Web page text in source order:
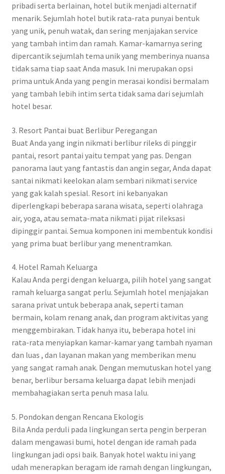
pribadi serta berlainan, hotel butik menjadi alternatif
menarik. Sejumlah hotel butik rata-rata punyai bentuk
yang unik, penuh watak, dan sering menjajakan service
yang tambah intim dan ramah. Kamar-kamarnya sering
dipercantik sejumlah tema unik yang memberinya nuansa
tidak sama tiap saat Anda masuk. Ini merupakan opsi
prima untuk Anda yang pengin merasai kondisi bermalam
yang tambah lebih intim serta tidak sama dari sejumlah
hotel besar.
3. Resort Pantai buat Berlibur Peregangan
Buat Anda yang ingin nikmati berlibur rileks di pinggir
pantai, resort pantai yaitu tempat yang pas. Dengan
panorama laut yang fantastis dan angin segar, Anda dapat
santai nikmati keelokan alam sembari nikmati service
yang gak kalah spesial. Resort ini kebanyakan
diperlengkapi beberapa sarana wisata, seperti olahraga
air, yoga, atau semata-mata nikmati pijat rileksasi
dipinggir pantai. Semua komponen ini membentuk kondisi
yang prima buat berlibur yang menentramkan.
4. Hotel Ramah Keluarga
Kalau Anda pergi dengan keluarga, pilih hotel yang sangat
ramah keluarga sangat perlu. Sejumlah hotel menjajakan
sarana privat untuk beberapa anak, seperti taman
bermain, kolam renang anak, dan program aktivitas yang
menggembirakan. Tidak hanya itu, beberapa hotel ini
rata-rata menyiapkan kamar-kamar yang tambah nyaman
dan luas , dan layanan makan yang memberikan menu
yang sangat ramah anak. Dengan memutuskan hotel yang
benar, berlibur bersama keluarga dapat lebih menjadi
membahagiakan serta penuh masa lalu.
5. Pondokan dengan Rencana Ekologis
Bila Anda perduli pada lingkungan serta pengin berperan
dalam mengawasi bumi, hotel dengan ide ramah pada
lingkungan jadi opsi baik. Banyak hotel waktu ini yang
udah menerapkan beragam ide ramah dengan lingkungan,